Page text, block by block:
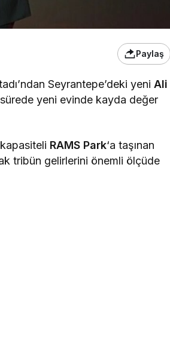
Paylaş
Seyrantepe’deki yeniAli
yeni evinde kayda değer
RAMS Park‘a taşınan
tribün gelirlerini önemli ölçüde